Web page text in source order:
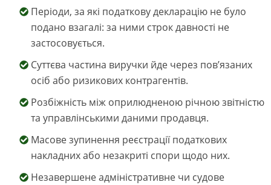
Періоди, за які податкову декларацію не було
подано взагалі: за ними строк давності не
застосовується.
Суттєва частина виручки йде через пов’язаних
осіб або ризикових контрагентів.
Розбіжність між оприлюдненою річною звітністю
та управлінськими даними продавця.
Масове зупинення реєстрації податкових
накладних або незакриті спори щодо них.
Незавершене адміністративне чи судове